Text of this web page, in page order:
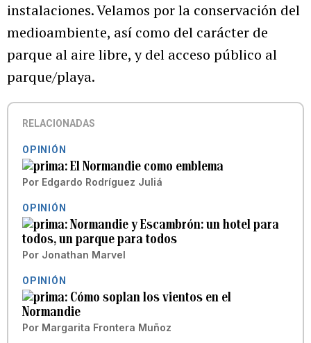
instalaciones. Velamos por la conservación del
medioambiente, así como del carácter de
parque al aire libre, y del acceso público al
parque/playa.
RELACIONADAS
OPINIÓN
El Normandie como emblema
Por Edgardo Rodríguez Juliá
OPINIÓN
Normandie y Escambrón: un hotel para
todos, un parque para todos
Por Jonathan Marvel
OPINIÓN
Cómo soplan los vientos en el
Normandie
Por Margarita Frontera Muñoz